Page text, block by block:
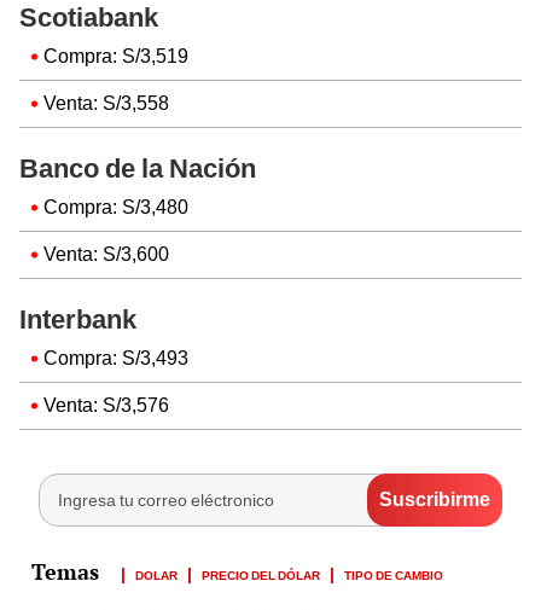
Scotiabank
Compra: S/3,519
Venta: S/3,558
Banco de la Nación
Compra: S/3,480
Venta: S/3,600
Interbank
Compra: S/3,493
Venta: S/3,576
DOLAR PRECIO DEL DÓLAR TIPO DE CAMBIO